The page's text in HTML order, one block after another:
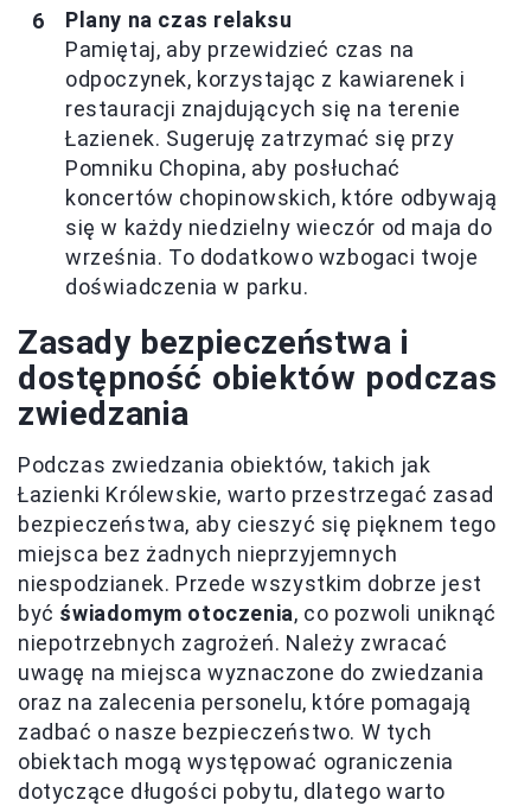
Plany na czas relaksu
Pamiętaj, aby przewidzieć czas na
odpoczynek, korzystając z kawiarenek i
restauracji znajdujących się na terenie
Łazienek. Sugeruję zatrzymać się przy
Pomniku Chopina, aby posłuchać
koncertów chopinowskich, które odbywają
się w każdy niedzielny wieczór od maja do
września. To dodatkowo wzbogaci twoje
doświadczenia w parku.
Zasady bezpieczeństwa i
dostępność obiektów podczas
zwiedzania
Podczas zwiedzania obiektów, takich jak
Łazienki Królewskie, warto przestrzegać zasad
bezpieczeństwa, aby cieszyć się pięknem tego
miejsca bez żadnych nieprzyjemnych
niespodzianek. Przede wszystkim dobrze jest
być świadomym otoczenia, co pozwoli uniknąć
niepotrzebnych zagrożeń. Należy zwracać
uwagę na miejsca wyznaczone do zwiedzania
oraz na zalecenia personelu, które pomagają
zadbać o nasze bezpieczeństwo. W tych
obiektach mogą występować ograniczenia
dotyczące długości pobytu, dlatego warto